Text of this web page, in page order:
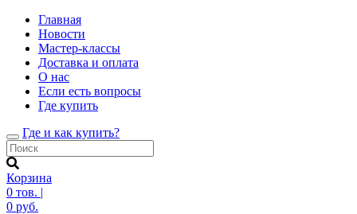
Главная
Новости
Мастер-классы
Доставка и оплата
О нас
Если есть вопросы
Где купить
Toggle
navigation
Где и как купить?
Корзина
0 тов. |
0 руб.